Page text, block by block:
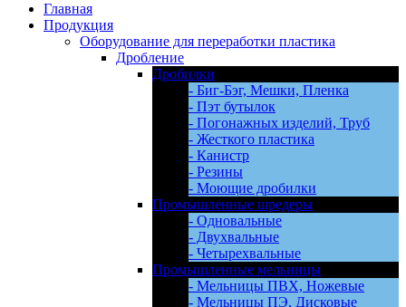
Главная
Продукция
Оборудование для переработки пластика
Дробление
Дробилки
- Биг-Бэг, Мешки, Пленка
- Пэт бутылок
- Погонажных изделий, Труб
- Жесткого пластика
- Канистр
- Резины
- Моющие дробилки
Промышленные шредеры
- Одновальные
- Двухвальные
- Четырехвальные
Промышленные мельницы
- Мельницы ПВХ, Ножевые
- Мельницы ПЭ, Дисковые